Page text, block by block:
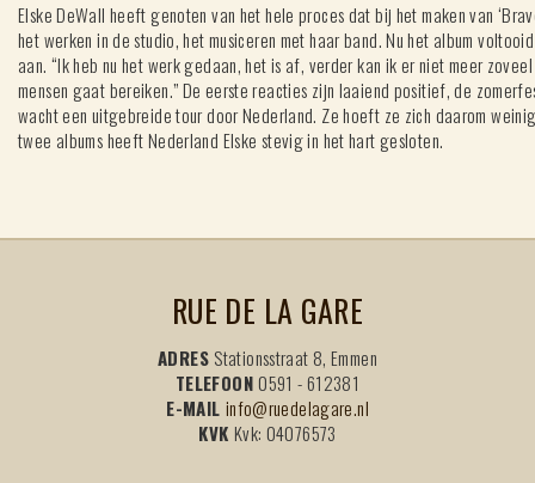
Elske DeWall heeft genoten van het hele proces dat bij het maken van
het werken in de studio, het musiceren met haar band. Nu het album
aan. “Ik heb nu het werk gedaan, het is af, verder kan ik er niet meer
mensen gaat bereiken.” De eerste reacties zijn laaiend positief, de
wacht een uitgebreide tour door Nederland. Ze hoeft ze zich daarom
twee albums heeft Nederland Elske stevig in het hart gesloten.
RUE DE LA GARE
ADRES Stationsstraat 8, Emmen
TELEFOON0591 - 612381
E-MAIL info@ruedelagare.nl
KVK Kvk: 04076573